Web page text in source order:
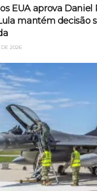
EUA aprova Daniel
mantém decisão
DE 2026